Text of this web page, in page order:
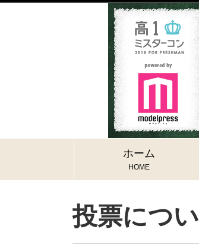
ホーム
HOME
投票につ